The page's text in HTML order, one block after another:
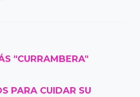
"CURRAMBERA"
PARA CUIDAR SU